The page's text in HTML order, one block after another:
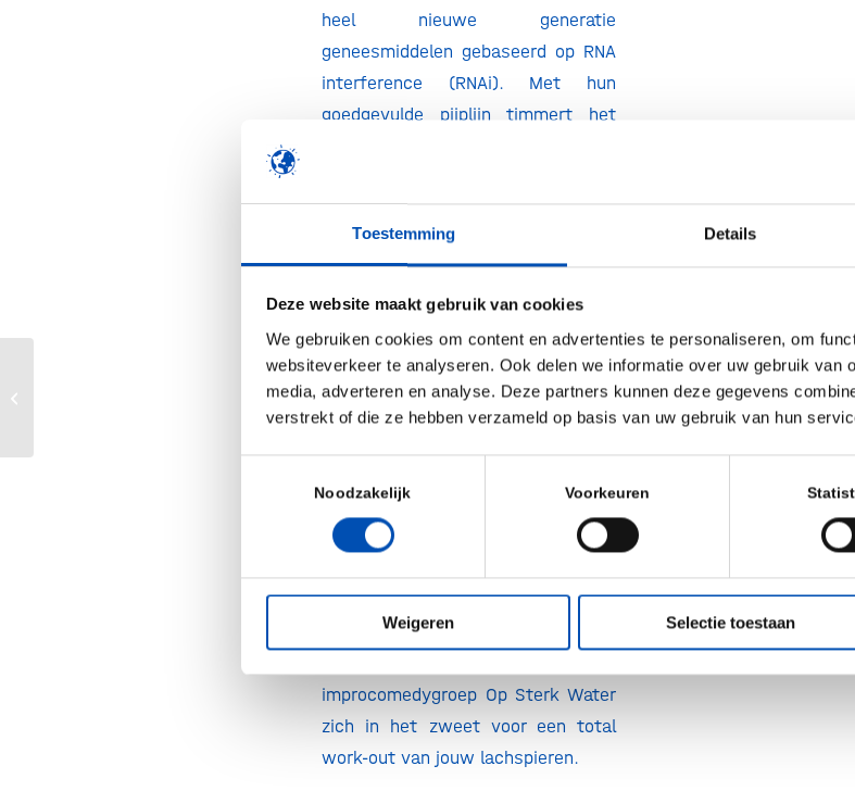
Toestemming Details
Deze website maakt gebruik van cookies
We gebruiken cookies om content en advertenties te personaliseren, om
websiteverkeer te analyseren. Ook delen we informatie over uw gebruik van
media, adverteren en analyse. Deze partners kunnen deze gegevens
verstrekt of die ze hebben verzameld op basis van uw gebruik van hun
Noodzakelijk Voorkeuren
Weigeren Selectie toestaan
heel nieuwe generatie
geneesmiddelen gebaseerd op RNA
interference (RNAi). Met hun
goedgevulde pijplijn timmert het
met zeldzame genetische
aandoeningen te verbeteren.
ALLES veranderen. Dat is het motto
van Meatable, een van de pioniers
in de productie van 100% echt en
smakelijk vlees zonder
Meatable pioniert aan de frontlinie
van de kweekvlees revolutie, die
grondvesten zal doen schudden.
Op Sterk Water
improcomedygroep Op Sterk Water
zich in het zweet voor een total
work-out van jouw lachspieren.